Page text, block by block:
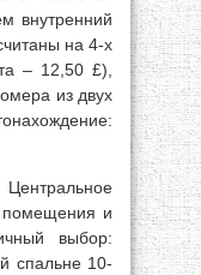
внутренний
на 4-х
– 12,50 £),
из двух
помещения и
выбор:
спальне 10-